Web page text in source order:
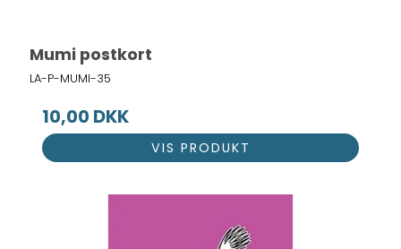
Mumi postkort
LA-P-MUMI-35
10,00 DKK
VIS PRODUKT